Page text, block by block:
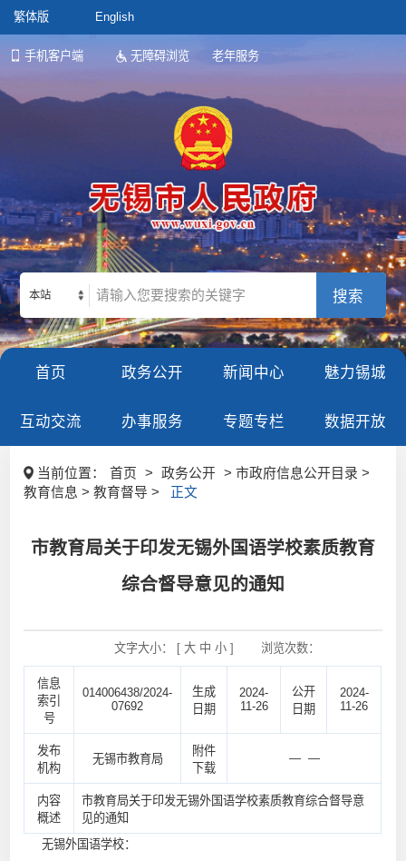
繁体版 English
手机客户端 无障碍浏览 老年服务
本站
首页 政务公开 新闻中心 魅力锡城
互动交流 办事服务 专题专栏 数据开放
当前位置： 首页 > 政务公开
> 市政府信息公开目录 >
教育信息 > 教育督导 >
正文
市教育局关于印发无锡外国语学校素质教育
综合督导意见的通知
文字大小： [ 大 中 小] 浏览次数：
信息
索引
号
014006438/2024-
07692
生成
日期
2024-
11-26
公开
日期
2024-
11-26
发布
机构
无锡市教育局
附件
下载
— —
内容
概述
市教育局关于印发无锡外国语学校素质教育综合督导意
见的通知
无锡外国语学校：